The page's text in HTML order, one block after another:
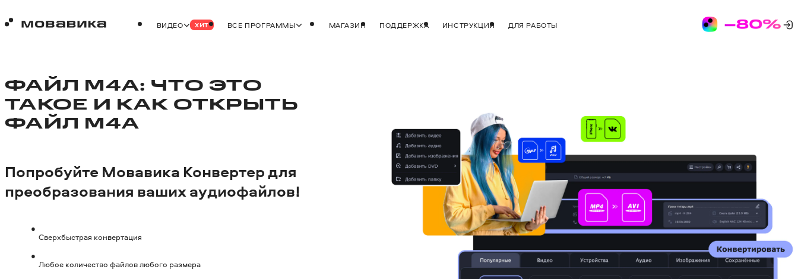
ВИДЕО ХИТ ВСЕ ПРОГРАММЫ МАГАЗИН ПОДДЕРЖКА ИНСТРУКЦИИ ДЛЯ РАБОТЫ
ФАЙЛ M4A: ЧТО ЭТО
ТАКОЕ И КАК ОТКРЫТЬ
ФАЙЛ M4A
Попробуйте Мовавика Конвертердля
преобразования ваших аудиофайлов!
Сверхбыстрая конвертация
Любое количество файлов любого размера